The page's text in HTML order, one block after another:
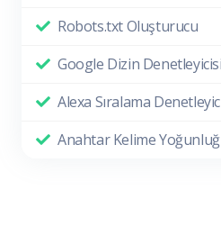
Robots.txt Oluşturucu
Google Dizin Denetleyicisi
Alexa Sıralama
Anahtar Kelime